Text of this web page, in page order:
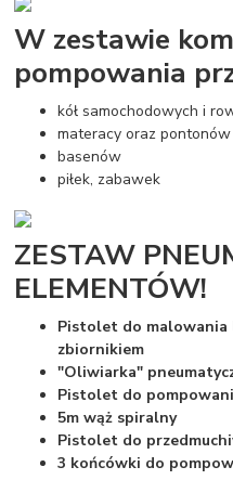
W zestawie
pompowania
kół samochodowych i
materacy oraz pontonów
basenów
piłek, zabawek
ZESTAW
ELEMENTÓW!
Pistolet do malowania
zbiornikiem
"Oliwiarka"
Pistolet do
5m wąż spiralny
Pistolet do
3 końcówki do